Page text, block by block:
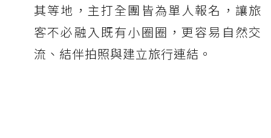
其等地，主打全團皆為單人報名，讓旅
客不必融入既有小圈圈，更容易自然交
流、結伴拍照與建立旅行連結。